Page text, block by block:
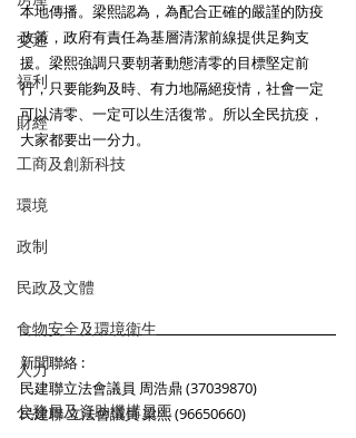
交通
福利
財經
工商及創新科技
環境
政制
民政及文體
食物安全及環境衛生
人力
公務員及資助機構員工
本地傳播。梁熙認為，為配合正確的嚴謹的防疫
政策，政府有責任為基層清潔前線提供足夠支
援。梁熙強調只要朝著動態清零的目標堅定前
行，只要能夠及時、有力地隔絕疫情，社會一定
可以清零、一定可以生活復常。所以全民抗疫，
大家都要出一分力。
新聞聯絡 :
民建聯立法會議員 周浩鼎 (37039870)
民建聯 立法會議員 梁熙 (96650660)